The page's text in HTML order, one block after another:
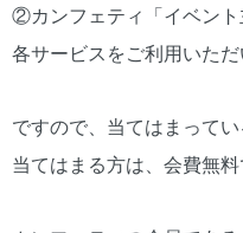
②カンフェティ「イベン
各サービスをご利用いただ
ですので、当てはまってい
当てはまる方は、会費無